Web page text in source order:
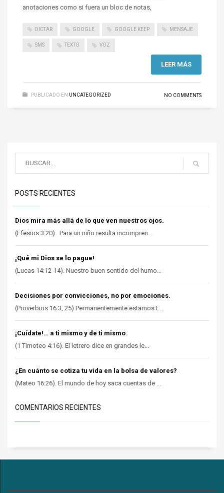
anotaciones como si fuera un bloc de notas,
DICTAR GOOGLE GOOGLE KEEP MENSAJE
SMS TEXTO VOZ
LEER MÁS
PUBLICADO EN UNCATEGORIZED NO COMMENTS
POSTS RECIENTES
Dios mira más allá de lo que ven nuestros ojos.
(Efesios 3:20). Para un niño resulta incompren...
¡Qué mi Dios se lo pague!
(Lucas 14:12-14). Nuestro buen sentido del humo...
Decisiones por convicciones, no por emociones.
(Proverbios 16:3, 25) Permanentemente estamos t...
¡Cuídate!… a ti mismo y de ti mismo.
(1 Timoteo 4:16). El letrero dice en grandes le...
¿En cuánto se cotiza tu vida en la bolsa de valores?
(Mateo 16:26). El mundo de hoy saca cuentas de ...
COMENTARIOS RECIENTES